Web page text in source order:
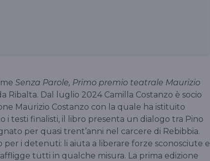
Senza Parole, Primo premio teatrale Maurizio
Ribalta. Dal luglio 2024 Camilla Costanzo è socio
Maurizio Costanzo con la quale ha istituito
i testi finalisti, il libro presenta un dialogo tra Pino
per quasi trent’anni nel carcere di Rebibbia.
i detenuti: li aiuta a liberare forze sconosciute e
tutti in qualche misura. La prima edizione